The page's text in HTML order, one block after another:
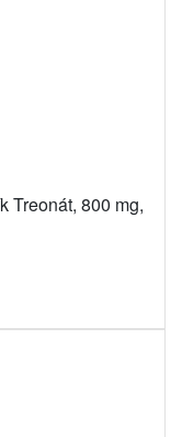
Treonát, 800 mg,